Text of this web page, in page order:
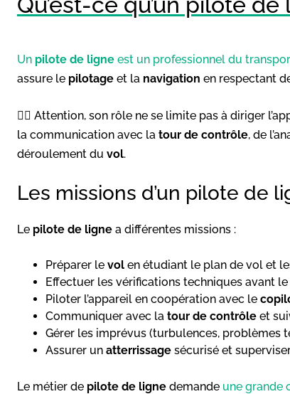
Un pilote de ligne est un professionnel du
assure le pilotage et la navigation en respectant
👉🏻 Attention, son rôle ne se limite pas à diriger
la communication avec la tour de contrôle, de
déroulement du vol.
Les missions d’un pilote de
Le pilote de ligne a différentes missions :
Préparer le vol en étudiant le plan de vol et
Effectuer les vérifications techniques avant le
Piloter l’appareil en coopération avec le
Communiquer avec la tour de contrôle et
Gérer les imprévus (turbulences, problèmes
Assurer un atterrissage sécurisé et
Le métier de pilote de ligne demande une grande